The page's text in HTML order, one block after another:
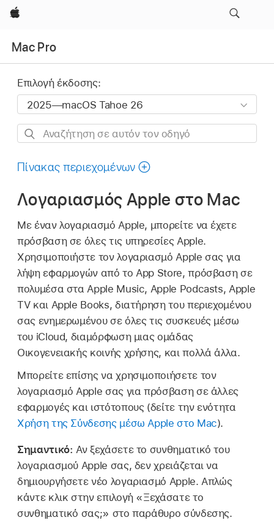
Apple
Mac Pro
Επιλογή έκδοσης:
Αναζήτηση
αυτόν
οδηγό
Πίνακας περιεχομένων
Λογαριασμός Apple στο Mac
Με έναν λογαριασμό Apple, μπορείτε να έχετε
πρόσβαση σε όλες τις υπηρεσίες Apple.
Χρησιμοποιήστε τον λογαριασμό Apple σας για
λήψη εφαρμογών από το App Store, πρόσβαση σε
πολυμέσα στα Apple Music, Apple Podcasts, Apple
TV και Apple Books, διατήρηση του περιεχομένου
σας ενημερωμένου σε όλες τις συσκευές μέσω
του iCloud, διαμόρφωση μιας ομάδας
Οικογενειακής κοινής χρήσης, και πολλά άλλα.
Μπορείτε επίσης να χρησιμοποιήσετε τον
λογαριασμό Apple σας για πρόσβαση σε άλλες
εφαρμογές και ιστότοπους (δείτε την ενότητα
Χρήση της Σύνδεσης μέσω Apple στο Mac).
Σημαντικό:Αν ξεχάσετε το συνθηματικό του
λογαριασμού Apple σας, δεν χρειάζεται να
δημιουργήσετε νέο λογαριασμό Apple. Απλώς
κάντε κλικ στην επιλογή «Ξεχάσατε το
συνθηματικό σας;» στο παράθυρο σύνδεσης.